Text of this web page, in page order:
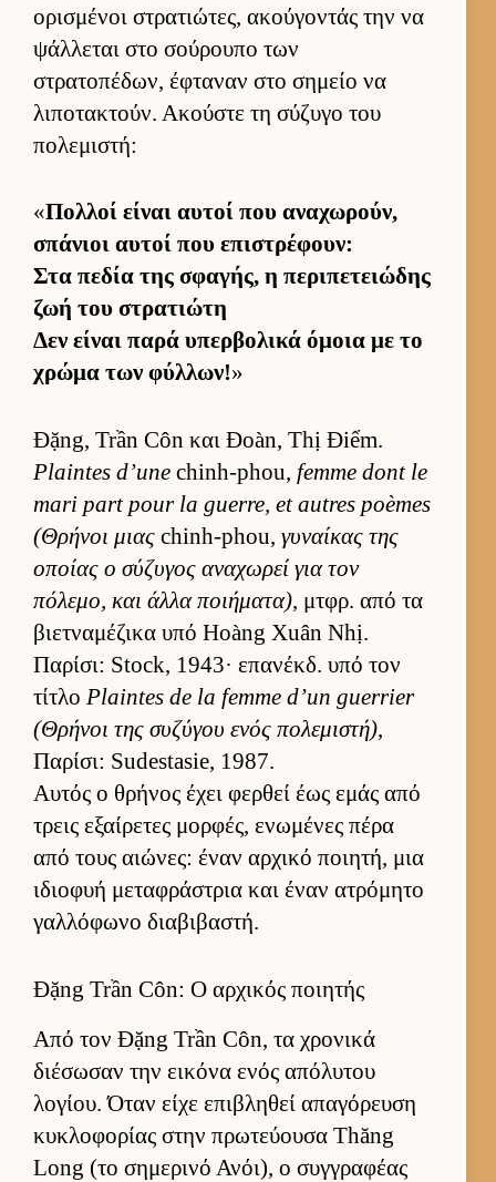
ορισμένοι στρατιώτες, ακού­γοντάς την να
ψάλ­λεται στο σού­ρουπο των
στρατοπέδων, έφταναν στο σημείο να
λιποτακτούν. Ακού­στε τη σύζυγο του
πολεμιστή:
«Πολ­λοί εί­ναι αυ­τοί που αναχωρούν,
σπάνιοι αυ­τοί που επιστρέφουν:
Στα πεδία της σφαγής, η περιπετειώδης
ζωή του στρατιώτη
Δεν εί­ναι παρά υπερ­βολικά όμοια με το
χρώμα των φύλ­λων!»
Đặng, Trần Côn και Đoàn, Thị Điểm.
Plaintes d’une chinh-phou, femme dont le
mari part pour la guerre, et autres poèmes
(Θρήνοι μιας chinh-phou, γυναί­κας της
οποίας ο σύζυγος αναχωρεί για τον
πόλεμο, και άλλα ποι­ήματα), μτ­φρ. από τα
βιετ­ναμέζικα υπό Hoàng Xuân Nhị.
Παρίσι: Stock, 1943· επανέκδ. υπό τον
τίτλο Plaintes de la femme d’un guerrier
(Θρήνοι της συζύγου ενός πολεμιστή),
Παρίσι: Sudestasie, 1987.
Αυ­τός ο θρήνος έχει φερ­θεί έως εμάς από
τρεις εξαί­ρετες μορ­φές, ενωμένες πέρα
από τους αιώνες: έναν αρ­χικό ποι­ητή, μια
ιδιο­φυή μεταφράστρια και έναν ατρόμητο
γαλ­λόφωνο δια­βιβαστή.
Đặng Trần Côn: Ο αρχικός ποιητής
Από τον Đặng Trần Côn, τα χρονικά
διέσωσαν την ει­κόνα ενός απόλυτου
λογίου. Όταν είχε επιβληθεί απαγόρευση
κυκλοφορίας στην πρωτεύ­ουσα Thăng
Long (το σημερινό Ανόι), ο συγ­γραφέας